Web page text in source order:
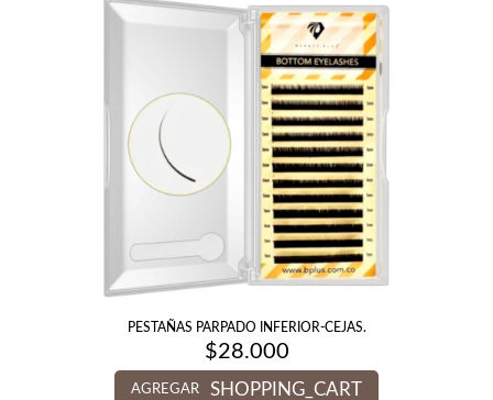
PESTAÑAS PARPADO INFERIOR-CEJAS.
$28.000
AGREGAR SHOPPING_CART